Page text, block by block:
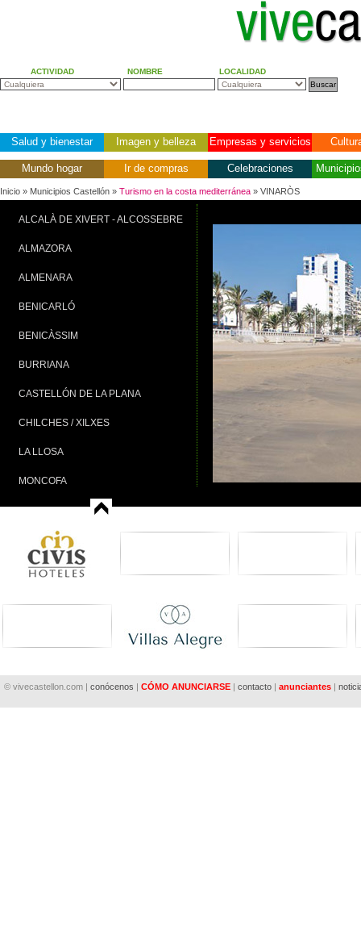
ACTIVIDAD NOMBRE LOCALIDAD
Salud y bienestar Imagen y belleza Empresas y servicios
Mundo hogar Ir de compras Celebraciones
Inicio » Municipios Castellón » Turismo en la costa mediterránea » VINARÒS
ALCALÀ DE XIVERT - ALCOSSEBRE
ALMAZORA
ALMENARA
BENICARLÓ
BENICÀSSIM
BURRIANA
CASTELLÓN DE LA PLANA
CHILCHES / XILXES
LA LLOSA
MONCOFA
NULES
OROPESA DEL MAR
PEÑÍSCOLA
© vivecastellon.com | conócenos | CÓMO ANUNCIARSE| contacto| anunciantes|